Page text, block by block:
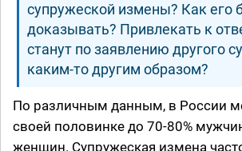
супружеской измены? Как его
доказывать? Привлекать к
станут по заявлению другого
каким-то другим образом?
По различным данным, в России
своей половинке до 70-80%
женщин. Супружеская измена